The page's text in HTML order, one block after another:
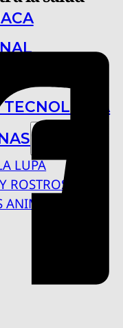
TECNOLOGÍA
LUPA
ROSTROS
ANIMALES